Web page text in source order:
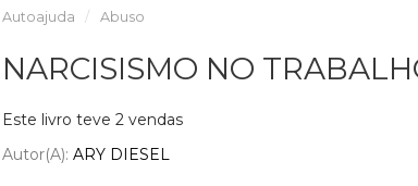
Autoajuda Abuso
NARCISISMO NO
Este livro teve 2 vendas
Autor(a): ARY DIESEL